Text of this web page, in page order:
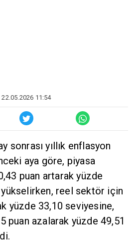
22.05.2026 11:54
sonrası yıllık enflasyon
aya göre, piyasa
puan artarak yüzde
reel sektör için
yüzde 33,10 seviyesine,
puan azalarak yüzde 49,51